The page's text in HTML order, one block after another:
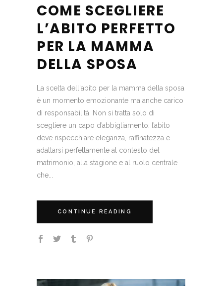
COME SCEGLIERE
L’ABITO PERFETTO
PER LA MAMMA
DELLA SPOSA
La scelta dell'abito per la mamma della sposa
è un momento emozionante ma anche carico
di responsabilità. Non si tratta solo di
scegliere un capo d’abbigliamento: l’abito
deve rispecchiare eleganza, raffinatezza e
adattarsi perfettamente al contesto del
matrimonio, alla stagione e al ruolo centrale
che...
CONTINUE READING